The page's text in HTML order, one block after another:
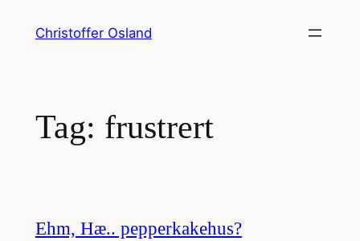
Christoffer Osland
Tag: frustrert
Ehm, Hæ.. pepperkakehus?